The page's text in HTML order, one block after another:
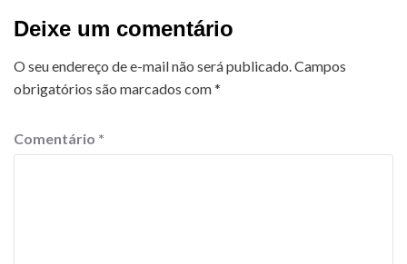
Deixe um comentário
O seu endereço de e-mail não será publicado.Campos
obrigatórios são marcados com*
Comentário *